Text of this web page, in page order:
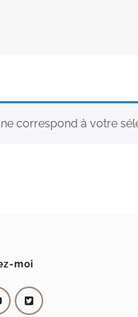
correspond à votre
moi